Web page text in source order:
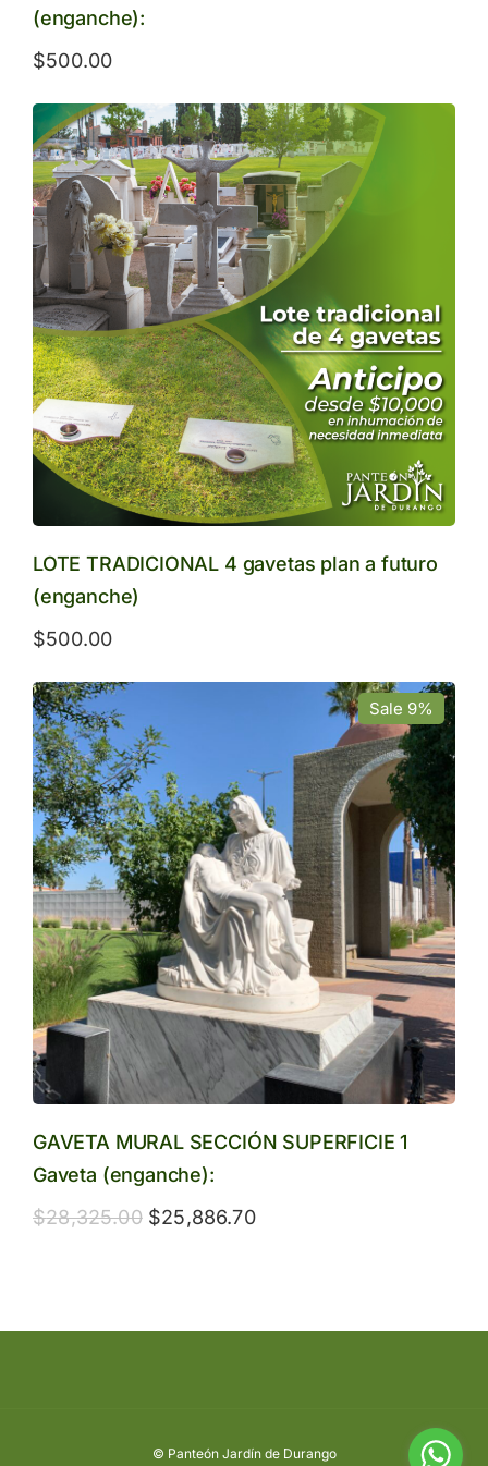
(enganche):
$500.00
LOTE TRADICIONAL 4 gavetas plan a futuro
(enganche)
$500.00
Sale 9%
GAVETA MURAL SECCIÓN SUPERFICIE 1
Gaveta (enganche):
$28,325.00 $25,886.70
© Panteón Jardín de Durango